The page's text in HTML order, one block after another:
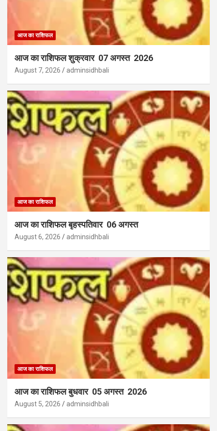
आज का राशिफल
आज का राशिफल शुक्रवार 07 अगस्त 2026
August 7, 2026 adminsidhbali
आज का राशिफल
आज का राशिफल बृहस्पतिवार 06 अगस्त
August 6, 2026 adminsidhbali
आज का राशिफल
आज का राशिफल बुधवार 05 अगस्त 2026
August 5, 2026 adminsidhbali